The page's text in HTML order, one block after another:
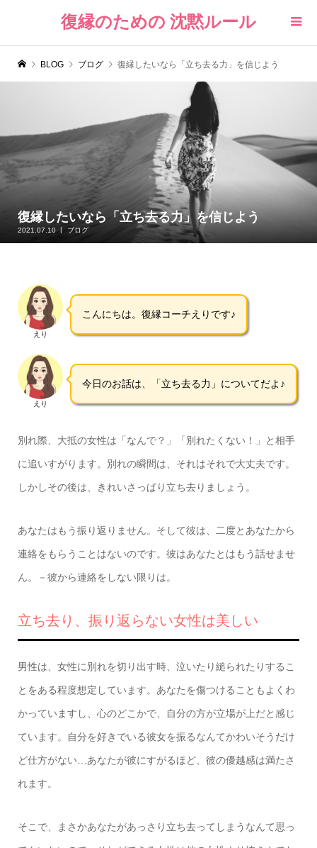
復縁のための 沈黙ルール
BLOG ブログ 復縁したいなら「立ち去る力」を信じよう
復縁したいなら「立ち去る力」を信じよう
2021.07.10 ブログ
えり
こんにちは。復縁コーチえりです♪
えり
今日のお話は、「立ち去る力」についてだよ♪
別れ際、大抵の女性は「なんで？」「別れたくない！」と相手
に追いすがります。別れの瞬間は、それはそれで大丈夫です。
しかしその後は、きれいさっぱり立ち去りましょう。
あなたはもう振り返りません。そして彼は、二度とあなたから
連絡をもらうことはないのです。彼はあなたとはもう話せませ
ん。－彼から連絡をしない限りは。
立ち去り、振り返らない女性は美しい
男性は、女性に別れを切り出す時、泣いたり縋られたりするこ
とをある程度想定しています。あなたを傷つけることもよくわ
かっていますし、心のどこかで、自分の方が立場が上だと感じ
ています。自分を好きでいる彼女を振るなんてかわいそうだけ
ど仕方がない…あなたが彼にすがるほど、彼の優越感は満たさ
れます。
そこで、まさかあなたがあっさり立ち去ってしまうなんて思っ